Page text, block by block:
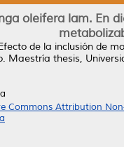
oleifera lam. En
de la inclusión de
Maestría thesis,
Commons Attribution